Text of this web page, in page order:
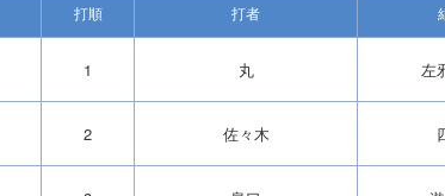
打順 打者
1 丸 左
2 佐々木